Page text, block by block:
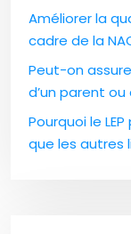
Améliorer la
cadre de la
Peut-on
d’un parent ou
Pourquoi le
que les autres